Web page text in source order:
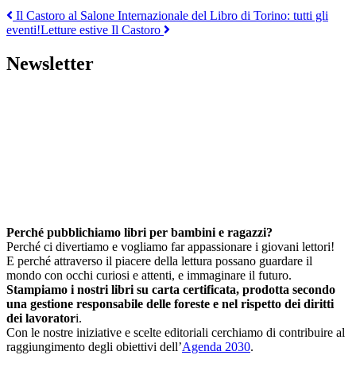
Navigazione
articoli
Il Castoro al Salone Internazionale del Libro di Torino: tutti gli
eventi!Letture estive Il Castoro
Newsletter
Perché pubblichiamo libri per bambini e ragazzi?
Perché ci divertiamo e vogliamo far appassionare i giovani lettori!
E perché attraverso il piacere della lettura possano guardare il
mondo con occhi curiosi e attenti, e immaginare il futuro.
Stampiamo i nostri libri su carta certificata, prodotta secondo
una gestione responsabile delle foreste e nel rispetto dei diritti
dei lavoratori.
Con le nostre iniziative e scelte editoriali cerchiamo di contribuire al
raggiungimento degli obiettivi dell’Agenda 2030.